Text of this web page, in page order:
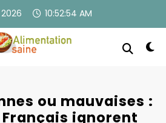
10:52:54 AM
ou mauvaises :
Français ignorent